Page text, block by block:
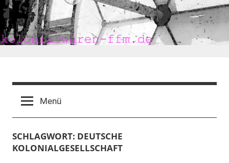
Zum
Inhalt
springen
kolonialwaren-
ffm.de
Menü
SCHLAGWORT: DEUTSCHE
KOLONIALGESELLSCHAFT